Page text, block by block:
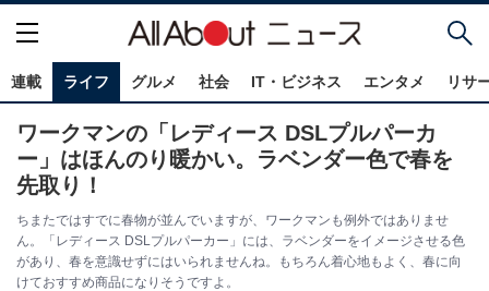
連載 ライフ グルメ 社会 IT・ビジネス エンタメ リサ
ワークマンの「レディース DSLプルパーカ
ー」はほんのり暖かい。ラベンダー色で春を
先取り！
ちまたではすでに春物が並んでいますが、ワークマンも例外ではありませ
ん。「レディース DSLプルパーカー」には、ラベンダーをイメージさせる色
があり、春を意識せずにはいられませんね。もちろん着心地もよく、春に向
けておすすめ商品になりそうですよ。